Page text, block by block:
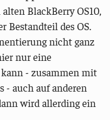
BlackBerry OS10,
Bestandteil des OS.
nicht ganz
nur eine
- zusammen mit
auch auf anderen
wird allerding ein